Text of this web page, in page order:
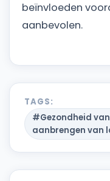
beïnvloeden
aanbevolen.
TAGS:
#Gezondheid
aanbrengen van